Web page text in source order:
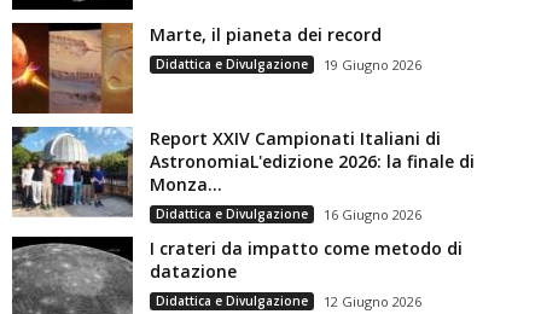
Marte, il pianeta dei record
Didattica e Divulgazione 19 Giugno 2026
Report XXIV Campionati Italiani di
AstronomiaL'edizione 2026: la finale di
Monza...
Didattica e Divulgazione 16 Giugno 2026
I crateri da impatto come metodo di
datazione
Didattica e Divulgazione 12 Giugno 2026